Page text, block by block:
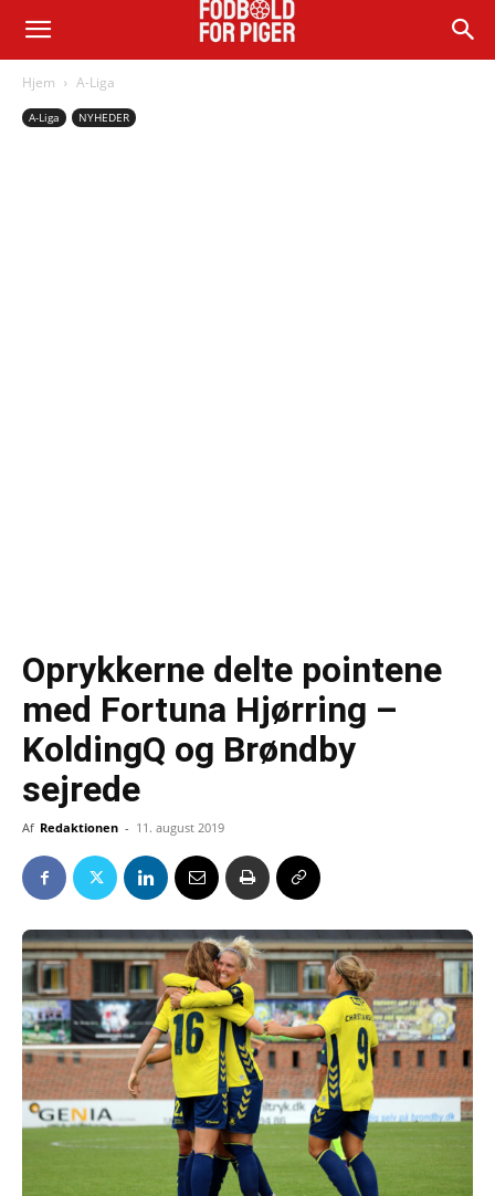
Hjem A-Liga
A-Liga NYHEDER
Oprykkerne delte pointene
med Fortuna Hjørring –
KoldingQ og Brøndby
sejrede
Af Redaktionen - 11. august 2019